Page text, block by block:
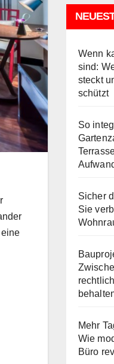
Wenn
sind:
steckt
schützt
So
Sicher
Sie
Mehr
Wie
Büro